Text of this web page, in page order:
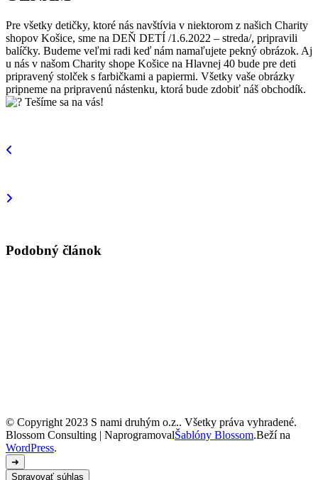
Pre všetky detičky, ktoré nás navštívia v niektorom z našich Charity
shopov Košice, sme na DEŇ DETÍ /1.6.2022 – streda/, pripravili
balíčky. Budeme veľmi radi keď nám namaľujete pekný obrázok. Aj
u nás v našom Charity shope Košice na Hlavnej 40 bude pre deti
pripravený stolček s farbičkami a papiermi. Všetky vaše obrázky
pripneme na pripravenú nástenku, ktorá bude zdobiť náš obchodík.
Tešíme sa na vás!
Navigácia
článku
Podobný článok
© Copyright 2023 S nami druhým o.z.. Všetky práva vyhradené.
Blossom Consulting | NaprogramovalŠablóny Blossom.Beží na
WordPress.
➜
Spravovať súhlas